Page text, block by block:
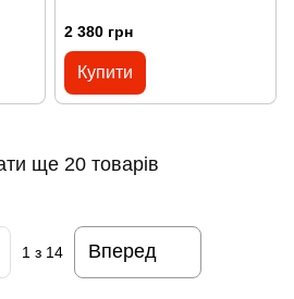
2 380 грн
Купити
ще 20 товарів
1 з 14 Вперед